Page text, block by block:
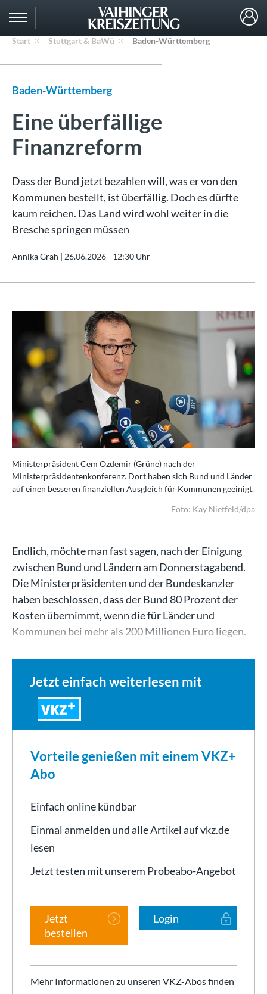
Start Stuttgart & BaWü Baden-Württemberg
Baden-Württemberg
Eine überfällige
Finanzreform
Dass der Bund jetzt bezahlen will, was er von den
Kommunen bestellt, ist überfällig. Doch es dürfte
kaum reichen. Das Land wird wohl weiter in die
Bresche springen müssen
Annika Grah | 26.06.2026 - 12:30 Uhr
Ministerpräsident Cem Özdemir (Grüne) nach der
Ministerpräsidentenkonferenz. Dort haben sich Bund und Länder
auf einen besseren finanziellen Ausgleich für Kommunen geeinigt.
Foto: Kay Nietfeld/dpa
Endlich, möchte man fast sagen, nach der Einigung
zwischen Bund und Ländern am Donnerstagabend.
Die Ministerpräsidenten und der Bundeskanzler
haben beschlossen, dass der Bund 80 Prozent der
Kosten übernimmt, wenn die für Länder und
Kommunen bei mehr als 200 Millionen Euro liegen.
Jetzt einfach weiterlesen mit
VKZ
Vorteile genießen mit einem VKZ+
Abo
Einfach online kündbar
Einmal anmelden und alle Artikel auf vkz.de
lesen
Jetzt testen mit unserem Probeabo-Angebot
Jetzt
bestellen
Login
Mehr Informationen zu unseren VKZ-Abos finden